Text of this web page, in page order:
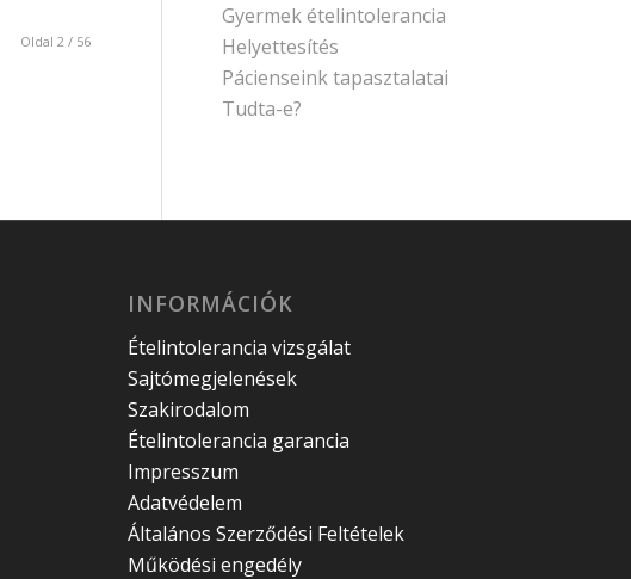
Oldal 2 / 56
Gyermek ételintolerancia
Helyettesítés
Pácienseink tapasztalatai
Tudta-e?
INFORMÁCIÓK
Ételintolerancia vizsgálat
Sajtómegjelenések
Szakirodalom
Ételintolerancia garancia
Impresszum
Adatvédelem
Általános Szerződési Feltételek
Működési engedély